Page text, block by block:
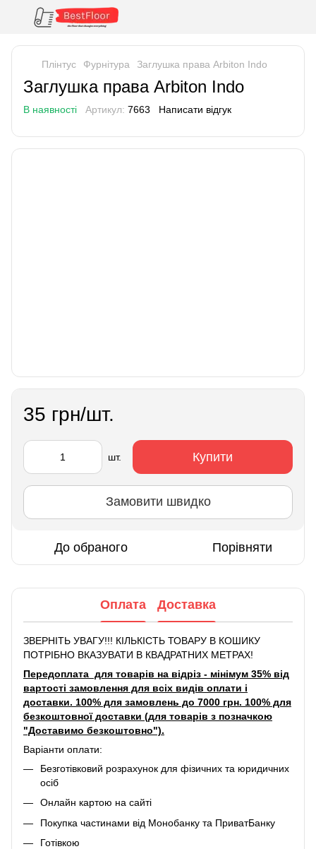
Плінтус Фурнітура Заглушка права Arbiton Indo
Заглушка права Arbiton Indo
В наявності Артикул: 7663 Написати відгук
35 грн/шт.
шт. Купити
Замовити швидко
До обраного Порівняти
Оплата Доставка
ЗВЕРНІТЬ УВАГУ!!! КІЛЬКІСТЬ ТОВАРУ В КОШИКУ
ПОТРІБНО ВКАЗУВАТИ В КВАДРАТНИХ МЕТРАХ!
Передоплата для товарів на відріз - мінімум 35% від
вартості замовлення для всіх видів оплати і
доставки. 100% для замовлень до 7000 грн. 100% для
безкоштовної доставки (для товарів з позначкою
"Доставимо безкоштовно").
Варіанти оплати:
Безготівковий розрахунок для фізичних та юридичних
осіб
Онлайн картою на сайті
Покупка частинами від Монобанку та ПриватБанку
Готівкою